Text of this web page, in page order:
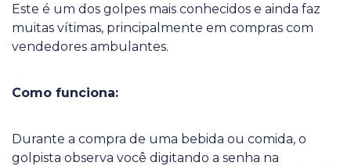
Este é um dos golpes mais conhecidos e ainda faz
muitas vítimas, principalmente em compras com
vendedores ambulantes.
Como funciona:
Durante a compra de uma bebida ou comida, o
golpista observa você digitando a senha na